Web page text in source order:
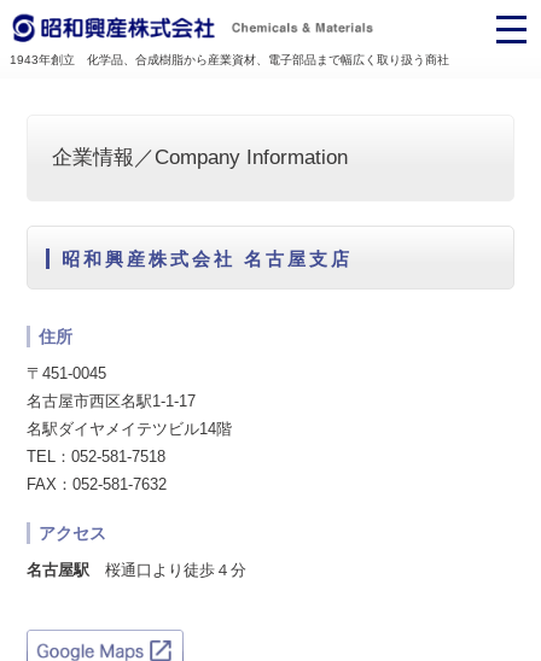
1943年創立 化学品、合成樹脂から産業資材、電子部品まで幅広く取り扱う商社
企業情報／Company Information
昭和興産株式会社 名古屋支店
住所
〒451-0045
名古屋市西区名駅1-1-17
名駅ダイヤメイテツビル14階
TEL：052-581-7518
FAX：052-581-7632
アクセス
名古屋駅 桜通口より徒歩４分